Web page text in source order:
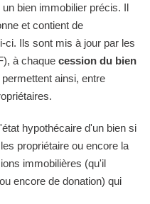
bien immobilier précis. Il
et contient de
ci. Ils sont mis à jour par les
à chaque cession du bien
permettent ainsi, entre
hypothécaire d'un bien si
propriétaire ou encore la
immobilières (qu'il
encore de donation) qui